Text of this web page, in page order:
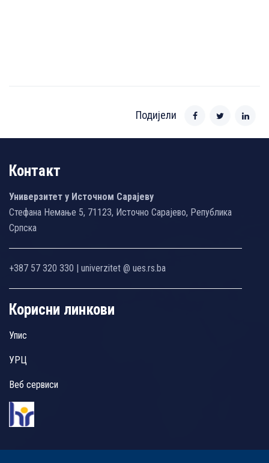
Подијели
Контакт
Универзитет у Источном Сарајеву
Стефана Немање 5, 71123, Источно Сарајево, Република
Српска
+387 57 320 330 | univerzitet @ ues.rs.ba
Корисни линкови
Упис
УРЦ
Веб сервиси